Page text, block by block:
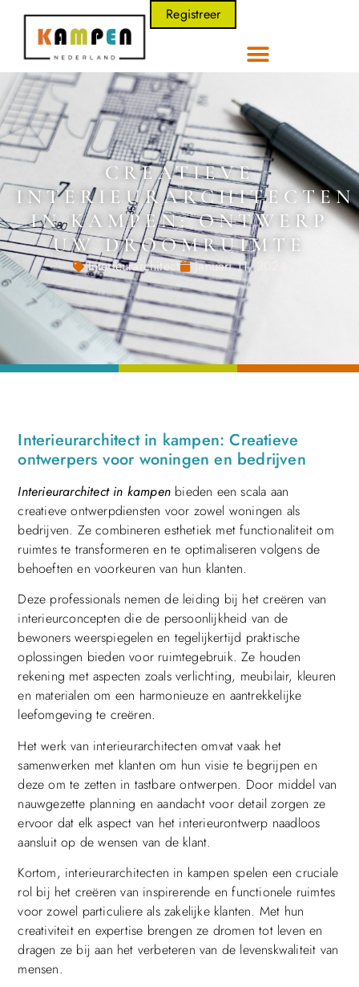
Registreer
CREATIEVE
INTERIEURARCHITECTEN
IN KAMPEN: ONTWERP
UW DROOMRUIMTE
Interieurarchitect Januari 11, 2024
Interieurarchitect in kampen: Creatieve
ontwerpers voor woningen en bedrijven
Interieurarchitect in kampen bieden een scala aan
creatieve ontwerpdiensten voor zowel woningen als
bedrijven. Ze combineren esthetiek met functionaliteit om
ruimtes te transformeren en te optimaliseren volgens de
behoeften en voorkeuren van hun klanten.
Deze professionals nemen de leiding bij het creëren van
interieurconcepten die de persoonlijkheid van de
bewoners weerspiegelen en tegelijkertijd praktische
oplossingen bieden voor ruimtegebruik. Ze houden
rekening met aspecten zoals verlichting, meubilair, kleuren
en materialen om een harmonieuze en aantrekkelijke
leefomgeving te creëren.
Het werk van interieurarchitecten omvat vaak het
samenwerken met klanten om hun visie te begrijpen en
deze om te zetten in tastbare ontwerpen. Door middel van
nauwgezette planning en aandacht voor detail zorgen ze
ervoor dat elk aspect van het interieurontwerp naadloos
aansluit op de wensen van de klant.
Kortom, interieurarchitecten in kampen spelen een cruciale
rol bij het creëren van inspirerende en functionele ruimtes
voor zowel particuliere als zakelijke klanten. Met hun
creativiteit en expertise brengen ze dromen tot leven en
dragen ze bij aan het verbeteren van de levenskwaliteit van
mensen.